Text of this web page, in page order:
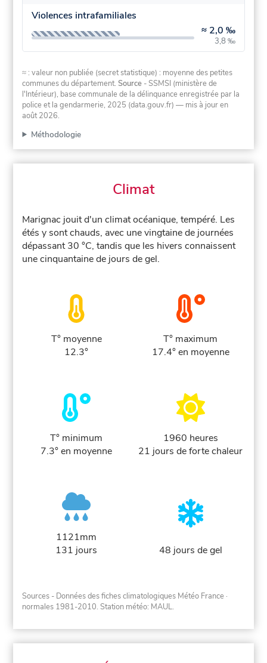
Violences intrafamiliales
≈ 2,0 ‰
3,8 ‰
≈ : valeur non publiée (secret statistique) : moyenne des petites
communes du département.Source - SSMSI (ministère de
l'Intérieur), base communale de la délinquance enregistrée par la
police et la gendarmerie, 2025 (data.gouv.fr) — mis à jour en
août 2026.
Méthodologie
Climat
Marignac jouit d'un climat océanique, tempéré. Les
étés y sont chauds, avec une vingtaine de journées
dépassant 30 °C, tandis que les hivers connaissent
une cinquantaine de jours de gel.
T° moyenne
12.3°
T° maximum
17.4° en moyenne
T° minimum
7.3° en moyenne
1960 heures
21 jours de forte chaleur
1121mm
131 jours
48 jours de gel
Sources - Données des fiches climatologiques Météo France ·
normales 1981-2010. Station météo: MAUL.